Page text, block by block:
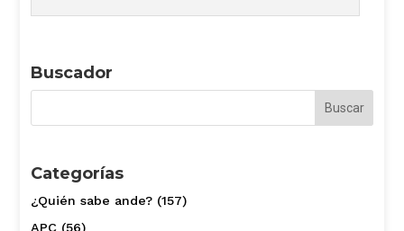
Buscador
Categorías
¿Quién sabe ande?(157)
APC(56)